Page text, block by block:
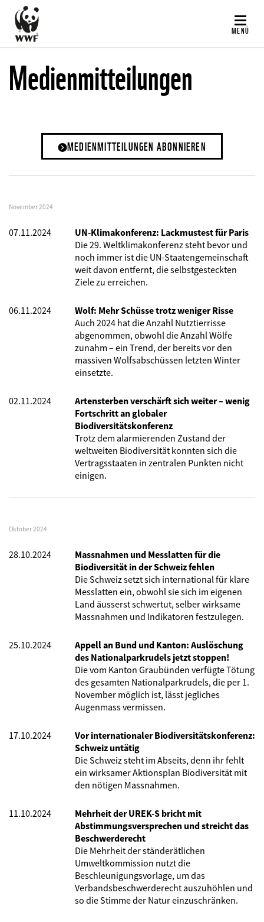
Direkt
zum
Inhalt
MENÜ
Medienmitteilungen
MEDIENMITTEILUNGEN ABONNIEREN
November 2024
07.11.2024
UN-Klimakonferenz: Lackmustest für Paris
Die 29. Weltklimakonferenz steht bevor und
noch immer ist die UN-Staatengemeinschaft
weit davon entfernt, die selbstgesteckten
Ziele zu erreichen.
06.11.2024
Wolf: Mehr Schüsse trotz weniger Risse
Auch 2024 hat die Anzahl Nutztierrisse
abgenommen, obwohl die Anzahl Wölfe
zunahm – ein Trend, der bereits vor den
massiven Wolfsabschüssen letzten Winter
einsetzte.
02.11.2024
Artensterben verschärft sich weiter – wenig
Fortschritt an globaler
Biodiversitätskonferenz
Trotz dem alarmierenden Zustand der
weltweiten Biodiversität konnten sich die
Vertragsstaaten in zentralen Punkten nicht
einigen.
Oktober 2024
28.10.2024
Massnahmen und Messlatten für die
Biodiversität in der Schweiz fehlen
Die Schweiz setzt sich international für klare
Messlatten ein, obwohl sie sich im eigenen
Land äusserst schwertut, selber wirksame
Massnahmen und Indikatoren festzulegen.
25.10.2024
Appell an Bund und Kanton: Auslöschung
des Nationalparkrudels jetzt stoppen!
Die vom Kanton Graubünden verfügte Tötung
des gesamten Nationalparkrudels, die per 1.
November möglich ist, lässt jegliches
Augenmass vermissen.
17.10.2024
Vor internationaler Biodiversitätskonferenz:
Schweiz untätig
Die Schweiz steht im Abseits, denn ihr fehlt
ein wirksamer Aktionsplan Biodiversität mit
den nötigen Massnahmen.
11.10.2024
Mehrheit der UREK-S bricht mit
Abstimmungsversprechen und streicht das
Beschwerderecht
Die Mehrheit der ständerätlichen
Umweltkommission nutzt die
Beschleunigungsvorlage, um das
Verbandsbeschwerderecht auszuhöhlen und
so die Stimme der Natur einzuschränken.